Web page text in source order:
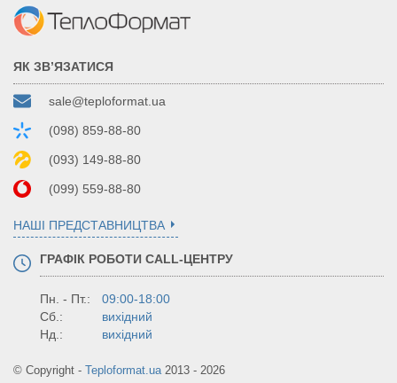
ЯК ЗВ’ЯЗАТИСЯ
sale@teploformat.ua
(098) 859-88-80
(093) 149-88-80
(099) 559-88-80
НАШІ ПРЕДСТАВНИЦТВА
ГРАФІК РОБОТИ CALL-ЦЕНТРУ
Пн. - Пт.:
09:00-18:00
Сб.:
вихідний
Нд.:
вихідний
© Copyright - Teploformat.ua2013 - 2026